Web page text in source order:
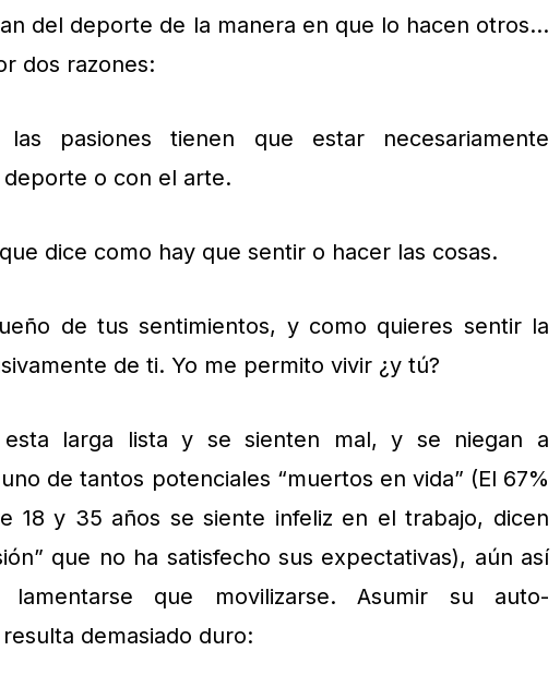
del deporte de la manera en que lo hacen otros…
dos razones:
pasiones tienen que estar necesariamente
o con el arte.
dice como hay que sentir o hacer las cosas.
de tus sentimientos, y como quieres sentir la
de ti. Yo me permito vivir ¿y tú?
esta larga lista y se sienten mal, y se niegan a
de tantos potenciales “muertos en vida” (El 67%
18 y 35 años se siente infeliz en el trabajo, dicen
que no ha satisfecho sus expectativas), aún así
lamentarse que movilizarse. Asumir su auto-
demasiado duro: